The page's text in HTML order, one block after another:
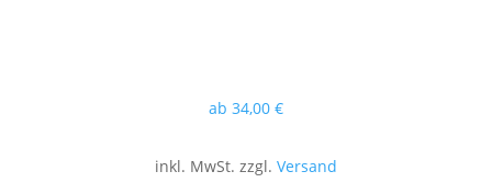
ab 34,00 €
inkl. MwSt. zzgl. Versand